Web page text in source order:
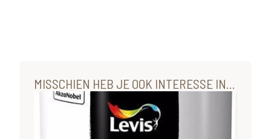
MISSCHIEN HEB JE OOK INTERESSE IN...